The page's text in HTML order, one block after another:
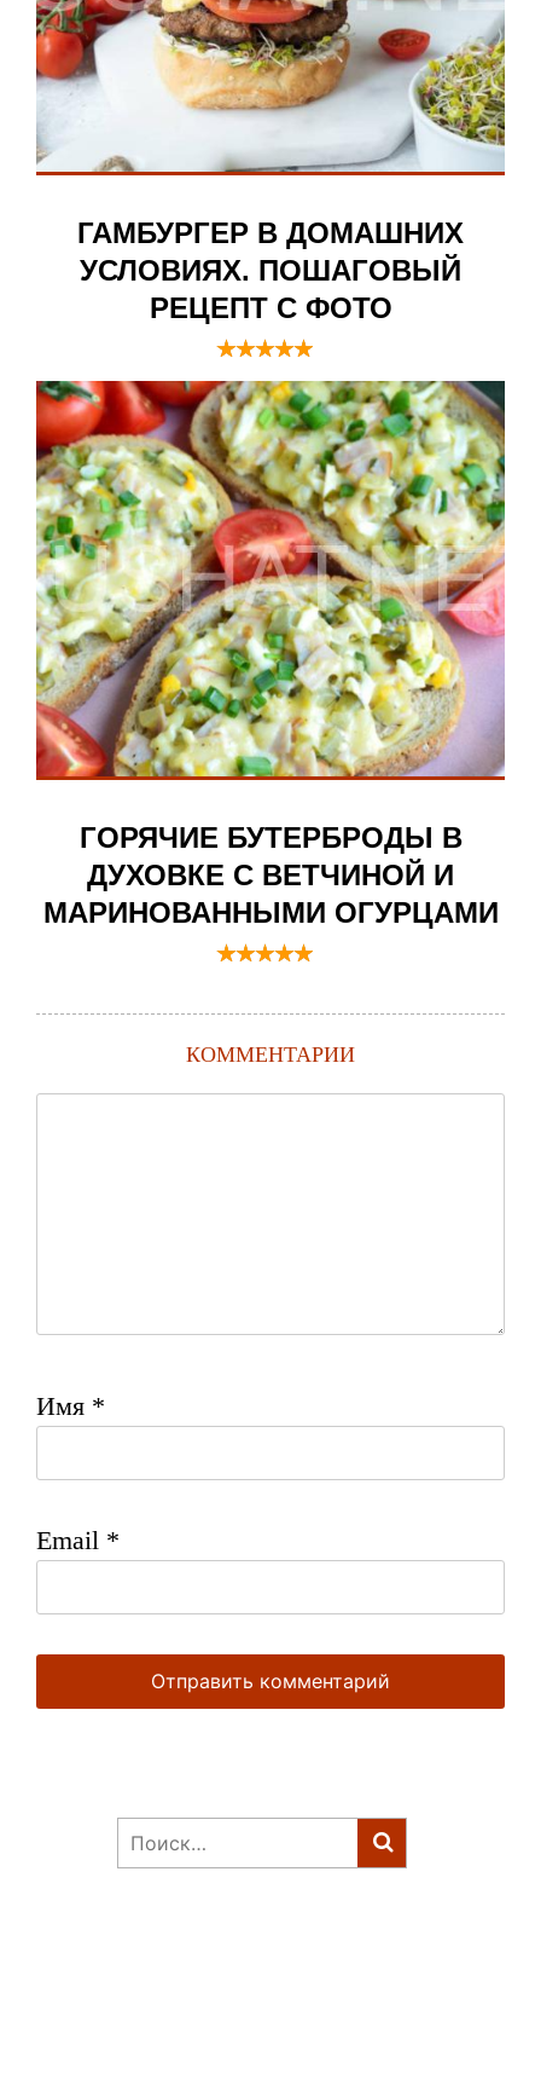
ГАМБУРГЕР В ДОМАШНИХ
УСЛОВИЯХ. ПОШАГОВЫЙ
РЕЦЕПТ С ФОТО
ГОРЯЧИЕ БУТЕРБРОДЫ В
ДУХОВКЕ С ВЕТЧИНОЙ И
МАРИНОВАННЫМИ ОГУРЦАМИ
КОММЕНТАРИИ
Имя *
Email *
Найти: